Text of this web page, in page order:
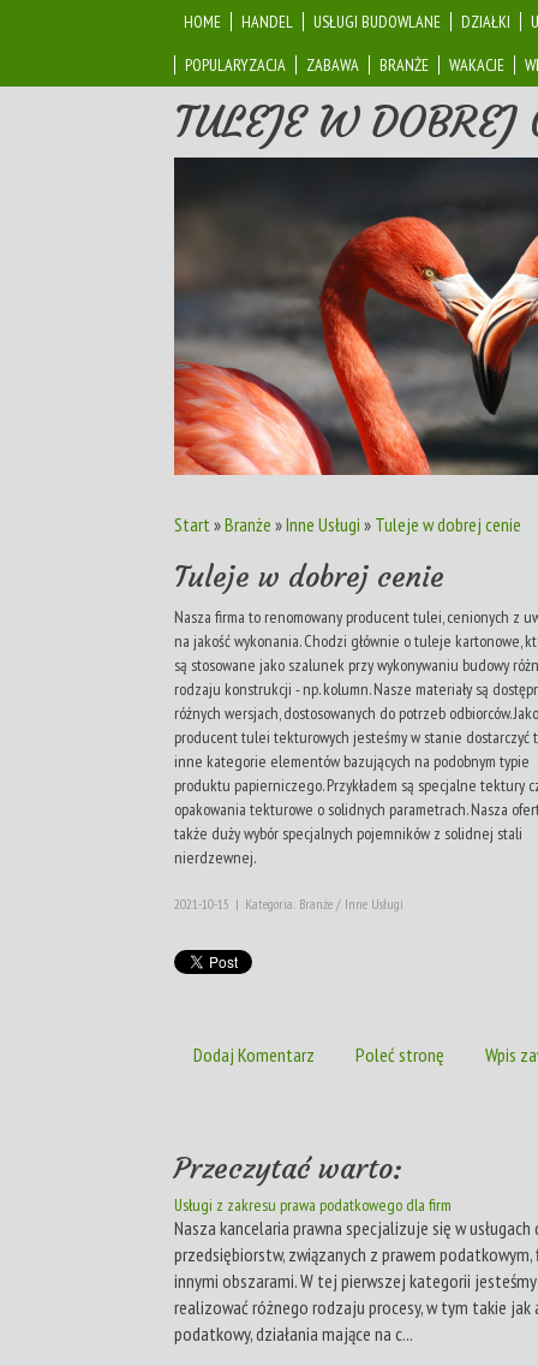
HOME HANDEL USŁUGI BUDOWLANE DZIAŁKI
POPULARYZACJA
ZABAWA BRANŻE WAKACJE
TULEJE W DOBREJ
Start »Branże »Inne Usługi » Tuleje w dobrej cenie
Tuleje w dobrej cenie
Nasza firma to renomowany producent tulei, cenionych z
na jakość wykonania. Chodzi głównie o tuleje kartonowe,
są stosowane jako szalunek przy wykonywaniu budowy
rodzaju konstrukcji - np. kolumn. Nasze materiały są
różnych wersjach, dostosowanych do potrzeb odbiorców. Jako
producent tulei tekturowych jesteśmy w stanie dostarczyć
inne kategorie elementów bazujących na podobnym typie
produktu papierniczego. Przykładem są specjalne tektury
opakowania tekturowe o solidnych parametrach. Nasza
także duży wybór specjalnych pojemników z solidnej stali
nierdzewnej.
2021-10-15 | Kategoria: Branże / Inne Usługi
Dodaj Komentarz Poleć stronę Wpis
Przeczytać warto:
Usługi z zakresu prawa podatkowego dla firm
Nasza kancelaria prawna specjalizuje się w usługach
przedsiębiorstw, związanych z prawem podatkowym,
innymi obszarami. W tej pierwszej kategorii
realizować różnego rodzaju procesy, w tym takie jak
podatkowy, działania mające na c...